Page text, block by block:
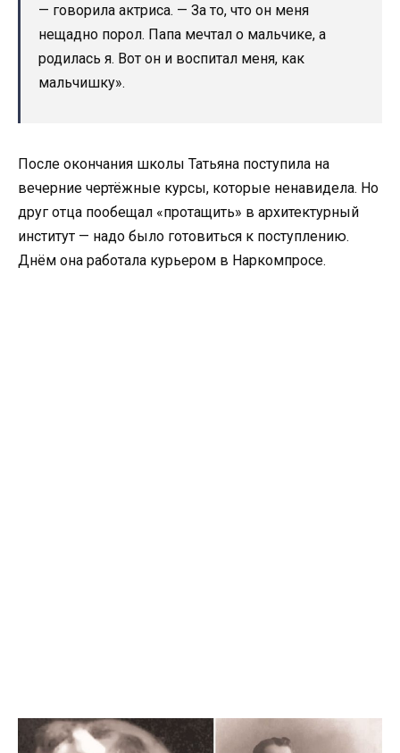
— говорила актриса. — За то, что он меня
нещадно порол. Папа мечтал о мальчике, а
родилась я. Вот он и воспитал меня, как
мальчишку».
После окончания школы Татьяна поступила на
вечерние чертёжные курсы, которые ненавидела. Но
друг отца пообещал «протащить» в архитектурный
институт — надо было готовиться к поступлению.
Днём она работала курьером в Наркомпросе.